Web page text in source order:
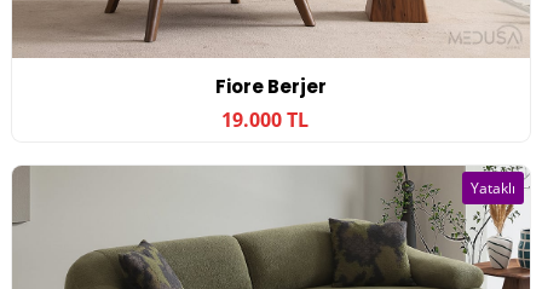
Fiore Berjer
19.000 TL
Yataklı